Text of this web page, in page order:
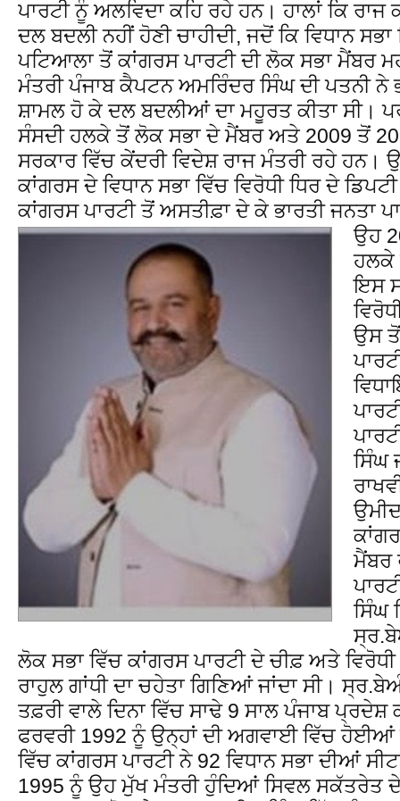
ਪਾਰਟੀ ਨੂੰ ਅਲਵਿਦਾ ਕਹਿ ਰਹੇ ਹਨ। ਹਾਲਾਂ ਕਿ
ਦਲ ਬਦਲੀ ਨਹੀਂ ਹੋਣੀ ਚਾਹੀਦੀ, ਜਦੋਂ ਕਿ ਵਿਧਾਨ
ਪਟਿਆਲਾ ਤੋਂ ਕਾਂਗਰਸ ਪਾਰਟੀ ਦੀ ਲੋਕ ਸਭਾ ਮੈਂਬਰ
ਮੰਤਰੀ ਪੰਜਾਬ ਕੈਪਟਨ ਅਮਰਿੰਦਰ ਸਿੰਘ ਦੀ ਪਤਨੀ ਨੇ
ਸ਼ਾਮਲ ਹੋ ਕੇ ਦਲ ਬਦਲੀਆਂ ਦਾ ਮਹੂਰਤ ਕੀਤਾ ਸੀ।
ਸੰਸਦੀ ਹਲਕੇ ਤੋਂ ਲੋਕ ਸਭਾ ਦੇ ਮੈਂਬਰ ਅਤੇ 2009 ਤੋਂ
ਸਰਕਾਰ ਵਿੱਚ ਕੇਂਦਰੀ ਵਿਦੇਸ਼ ਰਾਜ ਮੰਤਰੀ ਰਹੇ ਹਨ।
ਕਾਂਗਰਸ ਦੇ ਵਿਧਾਨ ਸਭਾ ਵਿੱਚ ਵਿਰੋਧੀ ਧਿਰ ਦੇ
ਕਾਂਗਰਸ ਪਾਰਟੀ ਤੋਂ ਅਸਤੀਫ਼ਾ ਦੇ ਕੇ ਭਾਰਤੀ ਜਨਤਾ
ਉਹ
ਹਲਕੇ
ਇਸ
ਉਸ ਤੋਂ
ਸਿੰਘ
ਮੈਂਬਰ
ਸਿੰਘ
ਲੋਕ ਸਭਾ ਵਿੱਚ ਕਾਂਗਰਸ ਪਾਰਟੀ ਦੇ ਚੀਫ਼ ਅਤੇ ਵਿਰੋਧੀ
ਰਾਹੁਲ ਗਾਂਧੀ ਦਾ ਚਹੇਤਾ ਗਿਣਿਆਂ ਜਾਂਦਾ ਸੀ।
ਤਫ਼ਰੀ ਵਾਲੇ ਦਿਨਾ ਵਿੱਚ ਸਾਢੇ 9 ਸਾਲ ਪੰਜਾਬ ਪ੍ਰਦੇਸ਼
ਫਰਵਰੀ 1992 ਨੂੰ ਉਨ੍ਹਾਂ ਦੀ ਅਗਵਾਈ ਵਿੱਚ ਹੋਈਆਂ
ਵਿੱਚ ਕਾਂਗਰਸ ਪਾਰਟੀ ਨੇ 92 ਵਿਧਾਨ ਸਭਾ ਦੀਆਂ
1995 ਨੂੰ ਉਹ ਮੁੱਖ ਮੰਤਰੀ ਹੁੰਦਿਆਂ ਸਿਵਲ ਸਕੱਤਰੇਤ